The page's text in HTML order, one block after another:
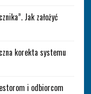
Jak założyć
korekta systemu
i odbiorcom